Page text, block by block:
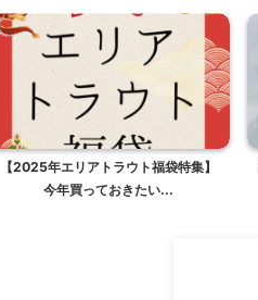
【2025年エリアトラウト福袋特集】
今年買っておきたい...